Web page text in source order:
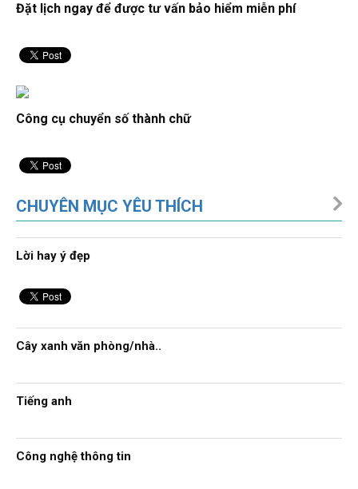
Đặt lịch ngay để được tư vấn bảo hiểm miễn phí
Công cụ chuyển số thành chữ
CHUYÊN MỤC YÊU THÍCH
Lời hay ý đẹp
Cây xanh văn phòng/nhà..
Tiếng anh
Công nghệ thông tin